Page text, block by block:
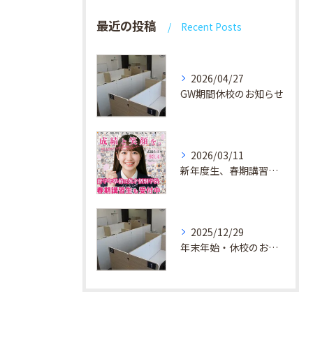
最近の投稿 Recent Posts
2026/04/27
GW期間休校のお知らせ
2026/03/11
新年度生、春期講習生 受付中！
2025/12/29
年末年始・休校のお知らせ